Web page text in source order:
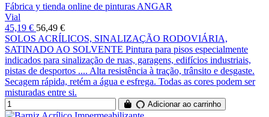
Fábrica y tienda online de pinturas ANGAR
Vial
45,19 € 56,49 €
SOLOS ACRÍLICOS, SINALIZAÇÃO RODOVIÁRIA,
SATINADO AO SOLVENTE Pintura para pisos especialmente
indicados para sinalização de ruas, garagens, edifícios industriais,
pistas de desportos .... Alta resistência à tração, trânsito e desgaste.
Secagem rápida, retém a água e esfrega. Todas as cores podem ser
misturadas entre si.
Adicionar ao carrinho